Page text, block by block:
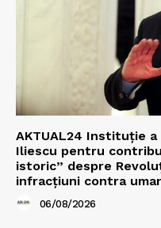
AKTUAL24 Instituție
Iliescu pentru
istoric” despre
infracțiuni contra
06/08/2026